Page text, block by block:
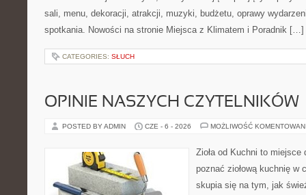
sali, menu, dekoracji, atrakcji, muzyki, budżetu, oprawy
spotkania. Nowości na stronie Miejsca z Klimatem i Poradnik […]
CATEGORIES: SŁUCH
OPINIE NASZYCH CZYTELNIKÓW
POSTED BY ADMIN CZE - 6 - 2026 MOŻLIWOŚĆ
Zioła od Kuchni to
poznać ziołową kuchnię w
skupia się na tym, jak